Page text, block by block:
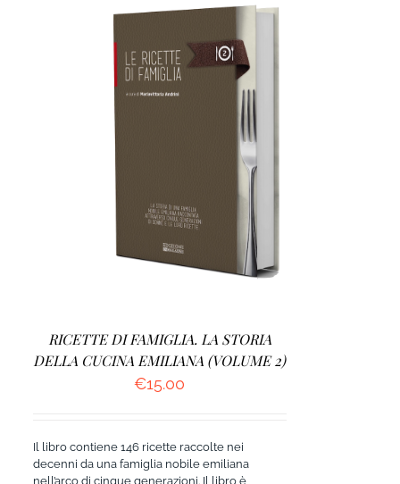
/
RICETTE DI FAMIGLIA. LA STORIA
DELLA CUCINA EMILIANA (VOLUME 2)
€15.00
Il libro contiene 146 ricette raccolte nei
decenni da una famiglia nobile emiliana
nell’arco di cinque generazioni. Il libro è